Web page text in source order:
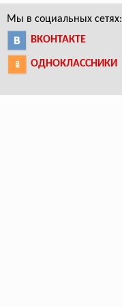
Мы в социальных сетях:
ВКОНТАКТЕ
ОДНОКЛАССНИКИ